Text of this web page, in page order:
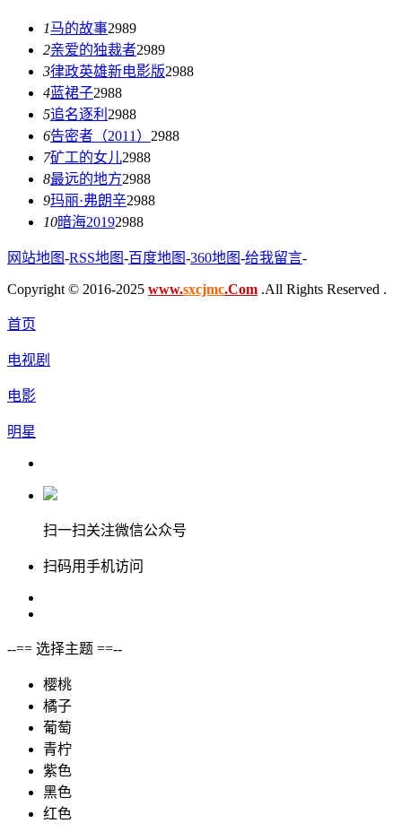
1马的故事2989
2亲爱的独裁者2989
3律政英雄新电影版2988
4蓝裙子2988
5追名逐利 2988
6告密者（2011） 2988
7矿工的女儿2988
8最远的地方2988
9玛丽·弗朗辛2988
10暗海20192988
网站地图-RSS地图-百度地图-360地图-给我留言-
Copyright © 2016-2025 www.sxcjmc.Com .All Rights Reserved .
首页
电视剧
电影
明星
扫一扫关注微信公众号
扫码用手机访问
--== 选择主题 ==--
樱桃
橘子
葡萄
青柠
紫色
黑色
红色